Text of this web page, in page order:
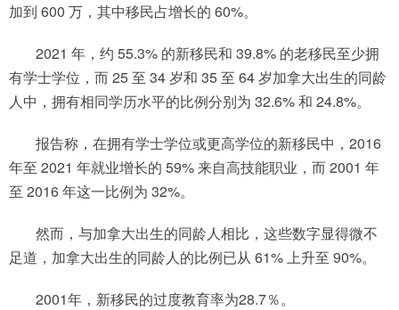
加到 600 万，其中移民占增长的 60%。
2021 年，约 55.3% 的新移民和 39.8% 的老移民至少拥
有学士学位，而 25 至 34 岁和 35 至 64 岁加拿大出生的同龄
人中，拥有相同学历水平的比例分别为 32.6% 和 24.8%。
报告称，在拥有学士学位或更高学位的新移民中，2016
年至 2021 年就业增长的 59% 来自高技能职业，而 2001 年
至 2016 年这一比例为 32%。
然而，与加拿大出生的同龄人相比，这些数字显得微不
足道，加拿大出生的同龄人的比例已从 61% 上升至 90%。
2001年，新移民的过度教育率为28.7％。